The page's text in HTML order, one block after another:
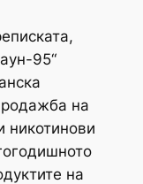
95“
на
никотинови
на